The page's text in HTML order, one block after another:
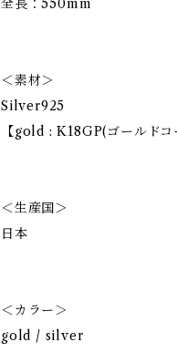
全長：550mm
＜素材＞
Silver925
【gold : K18GP(ゴールドコ
＜生産国＞
日本
＜カラー＞
gold / silver